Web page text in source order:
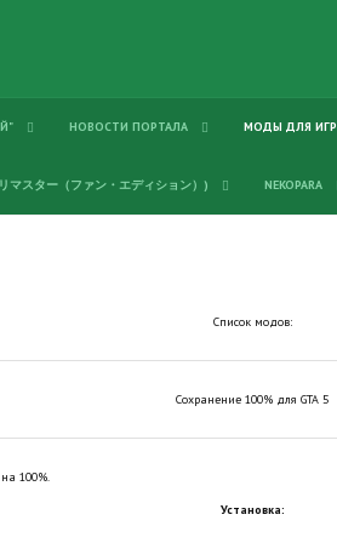
НОВОСТИ ПОРТАЛА МОДЫ ДЛЯ ИГР
マスター（ファン・エディション）) NEKOPARA
Список модов:
Сохранение 100% для GTA 5
100%.
Установка: